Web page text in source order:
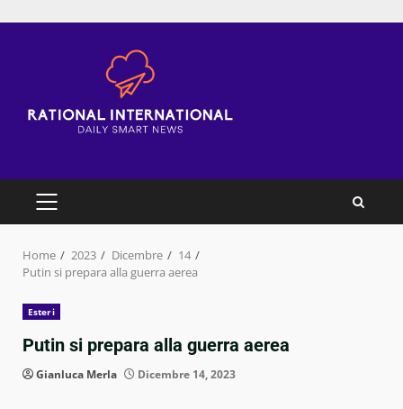
PRIMARY
Home 2023 Dicembre
14
Putin si prepara alla guerra aerea
Esteri
Putin si prepara alla guerra aerea
Gianluca Merla Dicembre 14, 2023